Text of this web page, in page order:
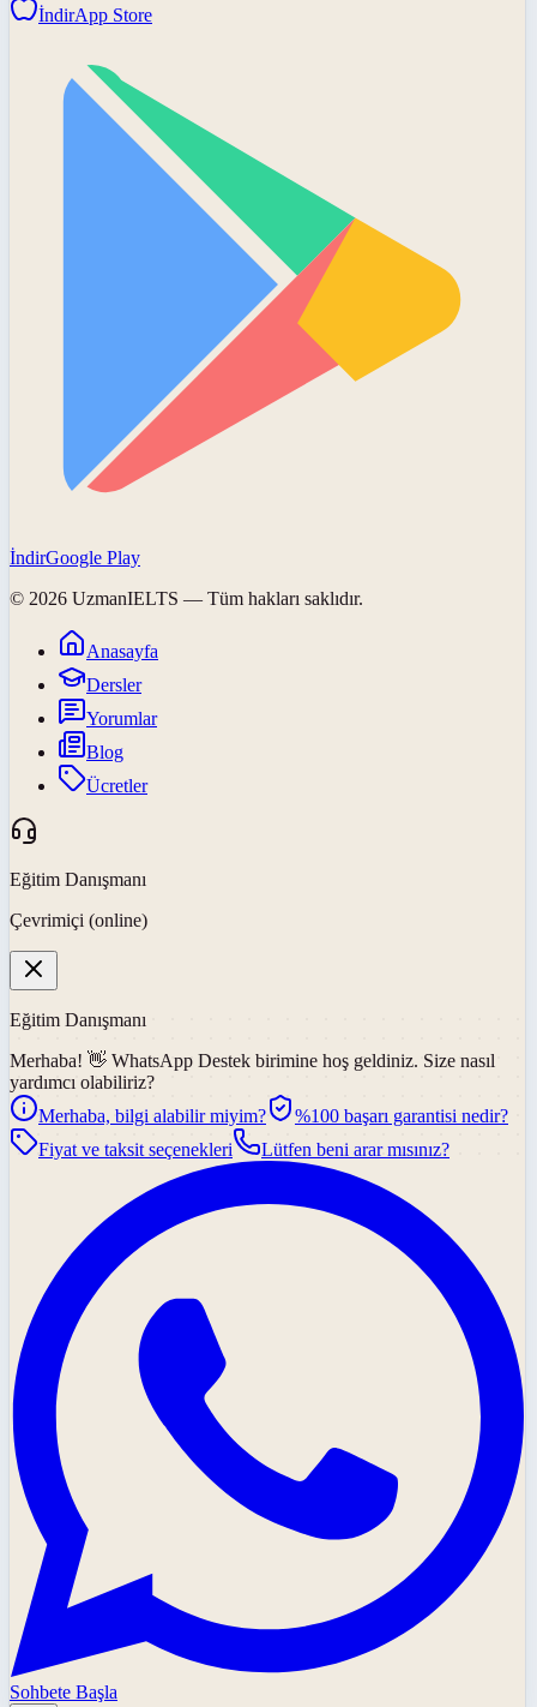
İndirApp Store
İndirGoogle Play
© 2026 UzmanIELTS — Tüm hakları saklıdır.
Anasayfa
Dersler
Yorumlar
Blog
Ücretler
Eğitim Danışmanı
Çevrimiçi (online)
Eğitim Danışmanı
Merhaba! 👋 WhatsApp Destek birimine hoş geldiniz. Size nasıl
yardımcı olabiliriz?
Merhaba, bilgi alabilir miyim?
%100 başarı garantisi nedir?
Fiyat ve taksit seçenekleri
Lütfen beni arar mısınız?
Sohbete Başla